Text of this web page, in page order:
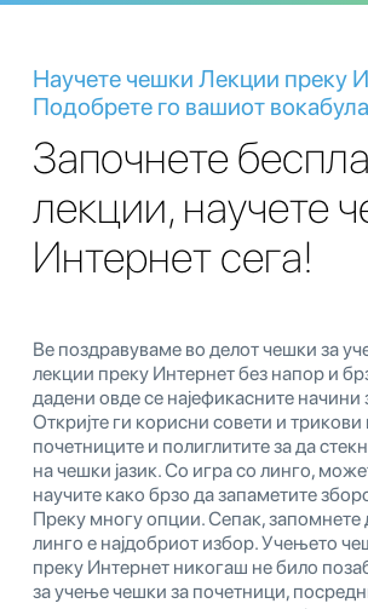
Научете чешки Лекции преку
Подобрете го вашиот
Започнете
лекции, научете
Интернет сега!
Ве поздравуваме во делот чешки за
лекции преку Интернет без напор и
дадени овде се најефикасните
Откријте ги корисни совети и
почетниците и полиглитите за да
на чешки јазик. Со игра со линго,
научите како брзо да запаметите
Преку многу опции. Сепак, запомнете
линго е најдобриот избор. Учењето
преку Интернет никогаш не било
за учење чешки за почетници,